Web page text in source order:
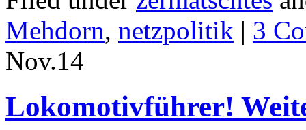
Mehdorn, netzpolitik | 3
Nov.14
Lokomotivführer!